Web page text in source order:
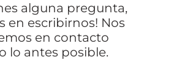
alguna pregunta,
en escribirnos! Nos
en contacto
lo antes posible.